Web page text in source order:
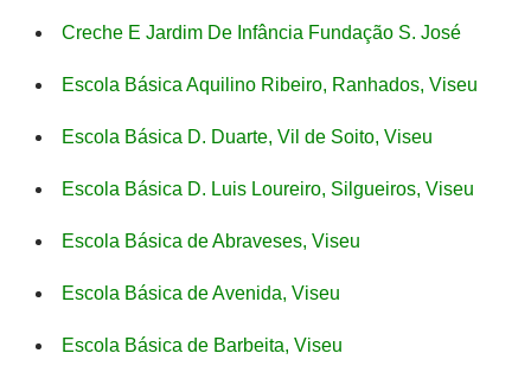
Creche E Jardim De Infância Fundação S. José
Escola Básica Aquilino Ribeiro, Ranhados, Viseu
Escola Básica D. Duarte, Vil de Soito, Viseu
Escola Básica D. Luis Loureiro, Silgueiros, Viseu
Escola Básica de Abraveses, Viseu
Escola Básica de Avenida, Viseu
Escola Básica de Barbeita, Viseu